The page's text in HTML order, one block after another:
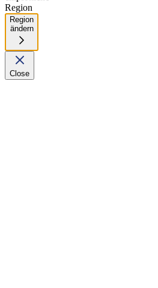
Region
Region
ändern
Close